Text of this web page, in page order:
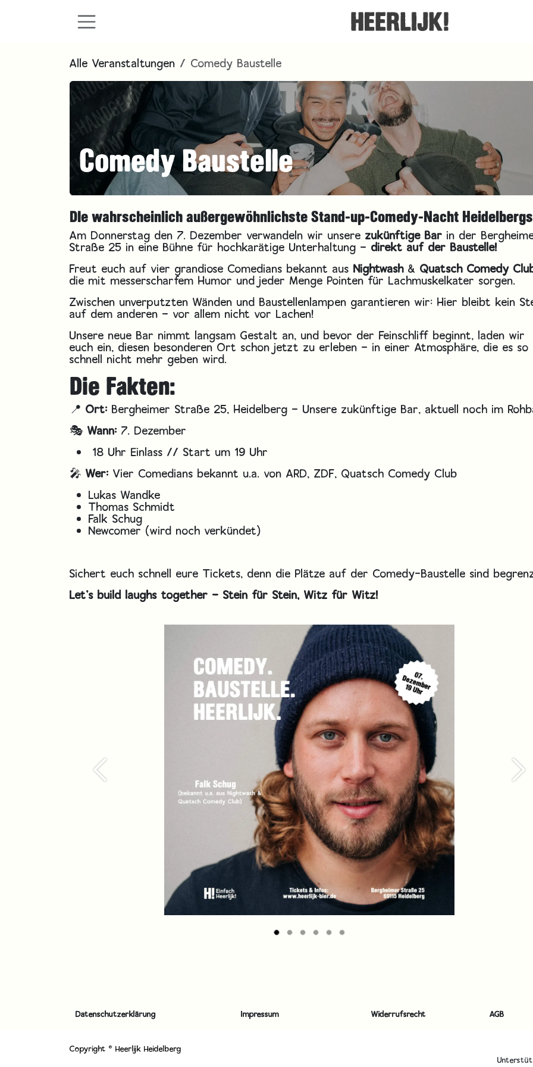
Alle Veranstaltungen Comedy Baustelle
Comedy Baustelle
DIe wahrscheinlich außergewöhnlichste Stand-up-Comedy-Nacht
Am Donnerstag den 7. Dezember verwandeln wir unsere zukünftige Bar in der
Straße 25 in eine Bühne für hochkarätige Unterhaltung – direkt auf der Baustelle!
Freut euch auf vier grandiose Comedians bekannt aus Nightwash & Quatsch Comedy
die mit messerscharfem Humor und jeder Menge Pointen für Lachmuskelkater sorgen.
Zwischen unverputzten Wänden und Baustellenlampen garantieren wir: Hier bleibt kein
auf dem anderen – vor allem nicht vor Lachen!
Unsere neue Bar nimmt langsam Gestalt an, und bevor der Feinschliff beginnt, laden wir
euch ein, diesen besonderen Ort schon jetzt zu erleben – in einer Atmosphäre, die es so
schnell nicht mehr geben wird.
Die Fakten:
📍 Ort: Bergheimer Straße 25, Heidelberg – Unsere zukünftige Bar, aktuell noch im
🎭 Wann: 7. Dezember
18 Uhr Einlass // Start um 19 Uhr
🎤 Wer: Vier Comedians bekannt u.a. von ARD, ZDF, Quatsch Comedy Club
Lukas Wandke
Thomas Schmidt
Falk Schug
Newcomer (wird noch verkündet)
Sichert euch schnell eure Tickets, denn die Plätze auf der Comedy-Baustelle sind
Let’s build laughs together – Stein für Stein, Witz für Witz!
Zurück
Impressum Widerrufsrecht AGB
Datenschutzerklärung
Copyright © Heerlijk Heidelberg